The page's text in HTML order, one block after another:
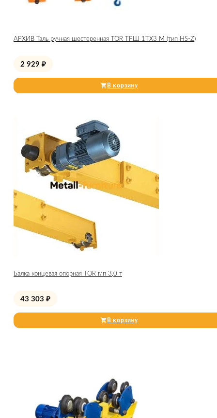
АРХИВ Таль ручная шестеренная TOR ТРШ 1ТХ3 М (тип HS-Z)
2 929 ₽
В корзину
Балка концевая опорная TOR г/п 3,0 т
43 303 ₽
В корзину